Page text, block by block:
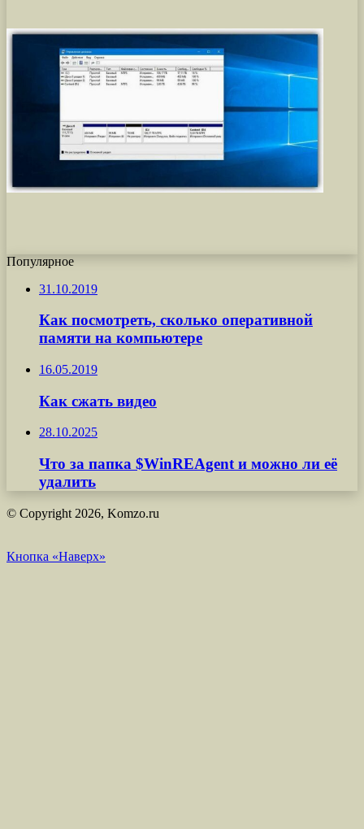
Популярное
31.10.2019
Как посмотреть, сколько оперативной
памяти на компьютере
16.05.2019
Как сжать видео
28.10.2025
Что за папка $WinREAgent и можно ли её
удалить
© Copyright 2026, Komzo.ru
Кнопка «Наверх»